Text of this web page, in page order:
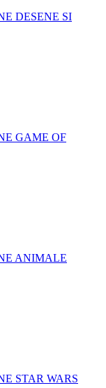
DESENE SI
GAME OF
ANIMALE
STAR WARS